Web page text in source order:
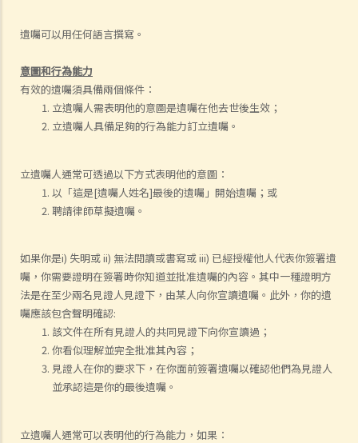
遺囑可以用任何語言撰寫。
意圖和行為能力
有效的遺囑須具備兩個條件：
立遺囑人需表明他的意圖是遺囑在他去世後生效；
立遺囑人具備足夠的行為能力訂立遺囑。
立遺囑人通常可透過以下方式表明他的意圖：
以「這是[遺囑人姓名]最後的遺囑」開始遺囑；或
聘請律師草擬遺囑。
如果你是i) 失明或 ii) 無法閱讀或書寫或 iii) 已經授權他人代表你簽署遺
囑，你需要證明在簽署時你知道並批准遺囑的內容。其中一種證明方
法是在至少兩名見證人見證下，由某人向你宣讀遺囑。此外，你的遺
囑應該包含聲明確認:
該文件在所有見證人的共同見證下向你宣讀過；
你看似理解並完全批准其內容；
見證人在你的要求下，在你面前簽署遺囑以確認他們為見證人
並承認這是你的最後遺囑。
立遺囑人通常可以表明他的行為能力，如果：